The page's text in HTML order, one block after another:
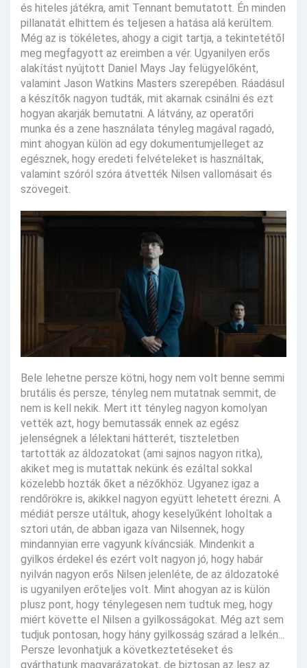
és hiteles játékra, amit Tennant bemutatott. Én minden
pillanatát elhittem és teljesen a hatása alá kerültem.
Még az is tökéletes, ahogy a cigit tartja, a tekintetétől
meg megfagyott az ereimben a vér. Ugyanilyen erős
alakítást nyújtott Daniel Mays Jay felügyelőként,
valamint Jason Watkins Masters szerepében. Ráadásul
a készítők nagyon tudták, mit akarnak csinálni és ezt
hogyan akarják bemutatni. A látvány, az operatőri
munka és a zene használata tényleg magával ragadó,
mint ahogyan külön ad egy dokumentumjelleget az
egésznek, hogy eredeti felvételeket is használtak,
valamint szóról szóra átvették Nilsen vallomásait és
szövegeit.
Bele lehetne persze kötni, hogy nem volt benne semmi
brutális és persze, tényleg nem mutatnak semmit, de
nem is kell nekik. Mert itt tényleg nagyon komolyan
vették azt, hogy bemutassák ennek az egész
jelenségnek a lélektani hátterét, tiszteletben
tartották az áldozatokat (ami sajnos nagyon ritka),
akiket meg is mutattak nekünk és ezáltal sokkal
közelebb hozták őket a nézőkhöz. Ugyanez igaz a
rendőrökre is, akikkel nagyon együtt lehetett érezni. A
médiát persze utáltuk, ahogy keselyűként loholtak a
sztori után, de abban igaza van Nilsennek, hogy
mindannyian erre vagyunk kíváncsiák. Mindenkit a
gyilkos érdekel és ezért volt nagyon jó, hogy habár
nyilván nagyon erős Nilsen jelenléte, de az áldozatoké
is ugyanilyen erőteljes volt. Mint ahogyan az is külön
plusz pont, hogy ténylegesen nem tudtuk meg, hogy
miért követte el Nilsen a gyilkosságokat. Még azt sem
tudjuk pontosan, hogy hány gyilkosság szárad a lelkén...
Persze levonhatjuk a következtetéseket és
gyárthatunk magyarázatokat, de biztosan az lesz az